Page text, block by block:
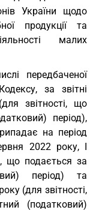
України щодо
продукції та
малих
передбаченої
за звітні
звітності, що
період),
на період
2022 року, I
що подається за
період) та
(для звітності,
(податковий)